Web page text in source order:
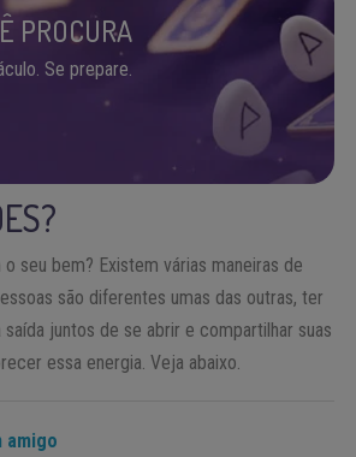
PROCURA
Se prepare.
seu bem? Existem várias maneiras de
são diferentes umas das outras, ter
juntos de se abrir e compartilhar suas
essa energia. Veja abaixo.
amigo